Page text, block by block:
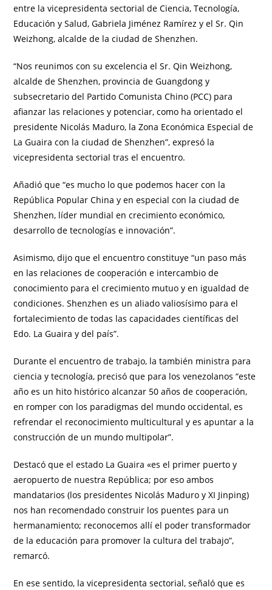
entre la vicepresidenta sectorial de Ciencia, Tecnología,
Educación y Salud, Gabriela Jiménez Ramírez y el Sr. Qin
Weizhong, alcalde de la ciudad de Shenzhen.
“Nos reunimos con su excelencia el Sr. Qin Weizhong,
alcalde de Shenzhen, provincia de Guangdong y
subsecretario del Partido Comunista Chino (PCC) para
afianzar las relaciones y potenciar, como ha orientado el
presidente Nicolás Maduro, la Zona Económica Especial de
La Guaira con la ciudad de Shenzhen”, expresó la
vicepresidenta sectorial tras el encuentro.
Añadió que “es mucho lo que podemos hacer con la
República Popular China y en especial con la ciudad de
Shenzhen, líder mundial en crecimiento económico,
desarrollo de tecnologías e innovación”.
Asimismo, dijo que el encuentro constituye “un paso más
en las relaciones de cooperación e intercambio de
conocimiento para el crecimiento mutuo y en igualdad de
condiciones. Shenzhen es un aliado valiosísimo para el
fortalecimiento de todas las capacidades científicas del
Edo. La Guaira y del país”.
Durante el encuentro de trabajo, la también ministra para
ciencia y tecnología, precisó que para los venezolanos “este
año es un hito histórico alcanzar 50 años de cooperación,
en romper con los paradigmas del mundo occidental, es
refrendar el reconocimiento multicultural y es apuntar a la
construcción de un mundo multipolar”.
Destacó que el estado La Guaira «es el primer puerto y
aeropuerto de nuestra República; por eso ambos
mandatarios (los presidentes Nicolás Maduro y XI Jinping)
nos han recomendado construir los puentes para un
hermanamiento; reconocemos allí el poder transformador
de la educación para promover la cultura del trabajo”,
remarcó.
En ese sentido, la vicepresidenta sectorial, señaló que es